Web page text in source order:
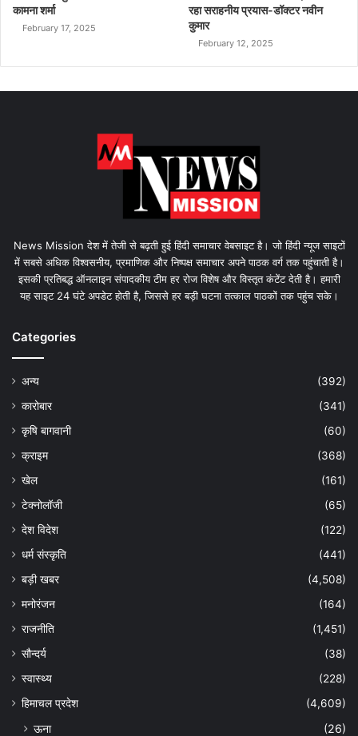
कामना शर्मा
February 17, 2025
रहा सराहनीय प्रयास-डॉक्टर नवीन
कुमार
February 12, 2025
News Mission देश में तेजी से बढ़ती हुई हिंदी समाचार वेबसाइट है। जो हिंदी न्यूज साइटों
में सबसे अधिक विश्वसनीय, प्रमाणिक और निष्पक्ष समाचार अपने पाठक वर्ग तक पहुंचाती है।
इसकी प्रतिबद्ध ऑनलाइन संपादकीय टीम हर रोज विशेष और विस्तृत कंटेंट देती है। हमारी
यह साइट 24 घंटे अपडेट होती है, जिससे हर बड़ी घटना तत्काल पाठकों तक पहुंच सके।
Categories
अन्य
(392)
कारोबार
(341)
कृषि बागवानी
(60)
क्राइम
(368)
खेल
(161)
टेक्नोलॉजी
(65)
देश विदेश
(122)
धर्म संस्कृति
(441)
बड़ी खबर
(4,508)
मनोरंजन
(164)
राजनीति
(1,451)
सौन्दर्य
(38)
स्वास्थ्य
(228)
हिमाचल प्रदेश
(4,609)
ऊना
(26)